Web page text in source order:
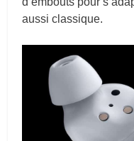
aussi classique.